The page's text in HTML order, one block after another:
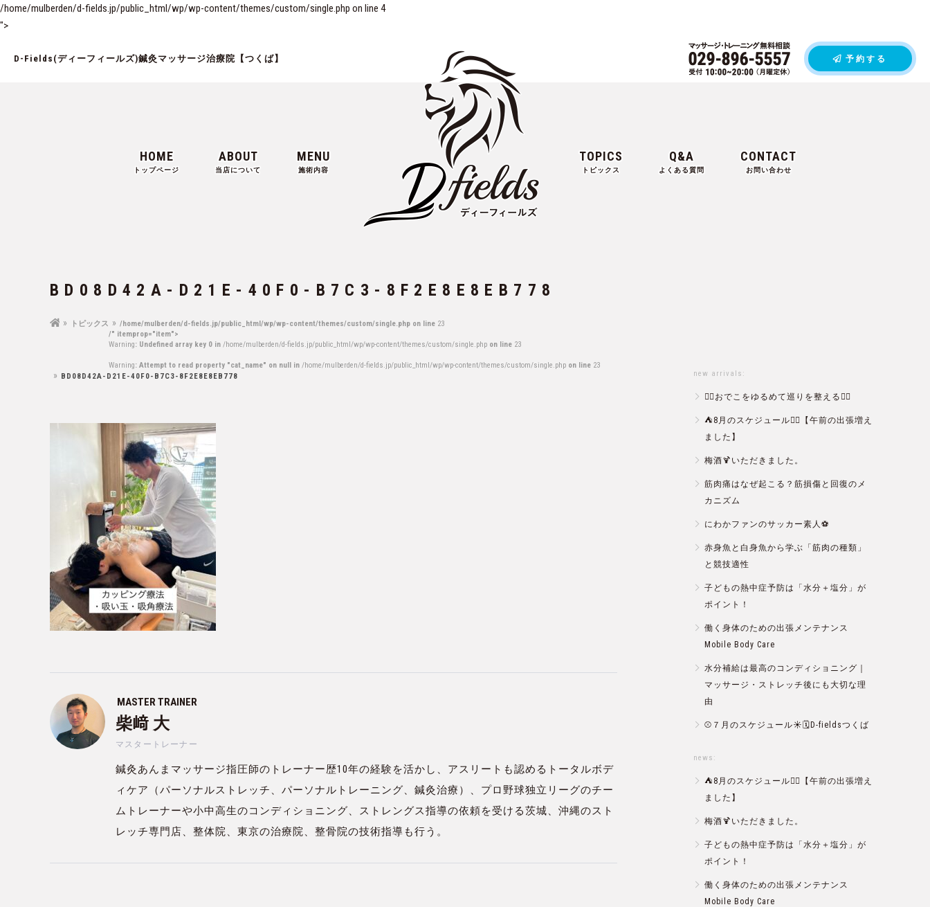
/home/mulberden/d-fields.jp/public_html/wp/wp-content/themes/custom/single.php on line 4
">
D-Fields(ディーフィールズ)鍼灸マッサージ治療院【つくば】 予約する
HOME
トップページ
ABOUT
当店について
MENU
施術内容
TOPICS
トピックス
Q&A
よくある質問
CONTACT
お問い合わせ
BD08D42A-D21E-40F0-B7C3-8F2E8E8EB778
トピックス /home/mulberden/d-fields.jp/public_html/wp/wp-content/themes/custom/single.php on line 23
/" itemprop="item">
Warning: Undefined array key 0 in /home/mulberden/d-fields.jp/public_html/wp/wp-content/themes/custom/single.php on line 23
Warning: Attempt to read property "cat_name" on null in /home/mulberden/d-fields.jp/public_html/wp/wp-content/themes/custom/single.php on line 23
BD08D42A-D21E-40F0-B7C3-8F2E8E8EB778
MASTER TRAINER
柴﨑 大
マスタートレーナー
鍼灸あんまマッサージ指圧師のトレーナー歴10年の経験を活かし、アスリートも認めるトータルボデ
ィケア（パーソナルストレッチ、パーソナルトレーニング、鍼灸治療）、プロ野球独立リーグのチー
ムトレーナーや小中高生のコンディショニング、ストレングス指導の依頼を受ける茨城、沖縄のスト
レッチ専門店、整体院、東京の治療院、整骨院の技術指導も行う。
new arrivals:
💆‍♀️おでこをゆるめて巡りを整える💆‍♂️
⛺️8月のスケジュール🏄‍♂️【午前の出張増え
ました】
梅酒🍹いただきました。
筋肉痛はなぜ起こる？筋損傷と回復のメ
カニズム
にわかファンのサッカー素人⚽️
赤身魚と白身魚から学ぶ「筋肉の種類」
と競技適性
子どもの熱中症予防は「水分＋塩分」が
ポイント！
働く身体のための出張メンテナンス
Mobile Body Care
水分補給は最高のコンディショニング｜
マッサージ・ストレッチ後にも大切な理
由
⚾️７月のスケジュール☀️🗓D-fieldsつくば
news:
⛺️8月のスケジュール🏄‍♂️【午前の出張増え
ました】
梅酒🍹いただきました。
子どもの熱中症予防は「水分＋塩分」が
ポイント！
働く身体のための出張メンテナンス
Mobile Body Care